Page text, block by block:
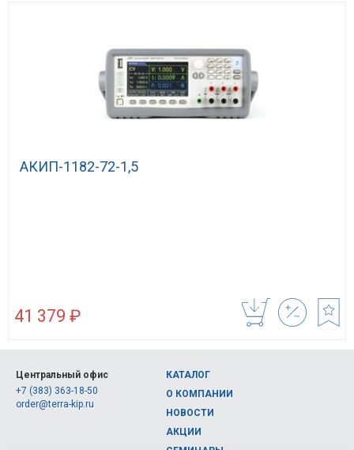
АКИП-1182-72-1,5
41 379 ₽
Центральный офис
+7 (383) 363-18-50
order@terra-kip.ru
КАТАЛОГ
О КОМПАНИИ
НОВОСТИ
АКЦИИ